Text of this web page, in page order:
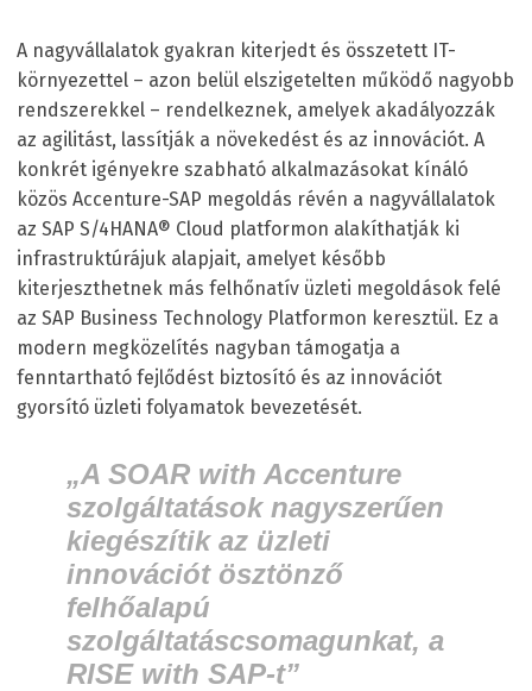
A nagyvállalatok gyakran kiterjedt és összetett IT-
környezettel – azon belül elszigetelten működő nagyobb
rendszerekkel – rendelkeznek, amelyek akadályozzák
az agilitást, lassítják a növekedést és az innovációt. A
konkrét igényekre szabható alkalmazásokat kínáló
közös Accenture-SAP megoldás révén a nagyvállalatok
az SAP S/4HANA® Cloud platformon alakíthatják ki
infrastruktúrájuk alapjait, amelyet később
kiterjeszthetnek más felhőnatív üzleti megoldások felé
az SAP Business Technology Platformon keresztül. Ez a
modern megközelítés nagyban támogatja a
fenntartható fejlődést biztosító és az innovációt
gyorsító üzleti folyamatok bevezetését.
„A SOAR with Accenture
szolgáltatások nagyszerűen
kiegészítik az üzleti
innovációt ösztönző
felhőalapú
szolgáltatáscsomagunkat, a
RISE with SAP-t”